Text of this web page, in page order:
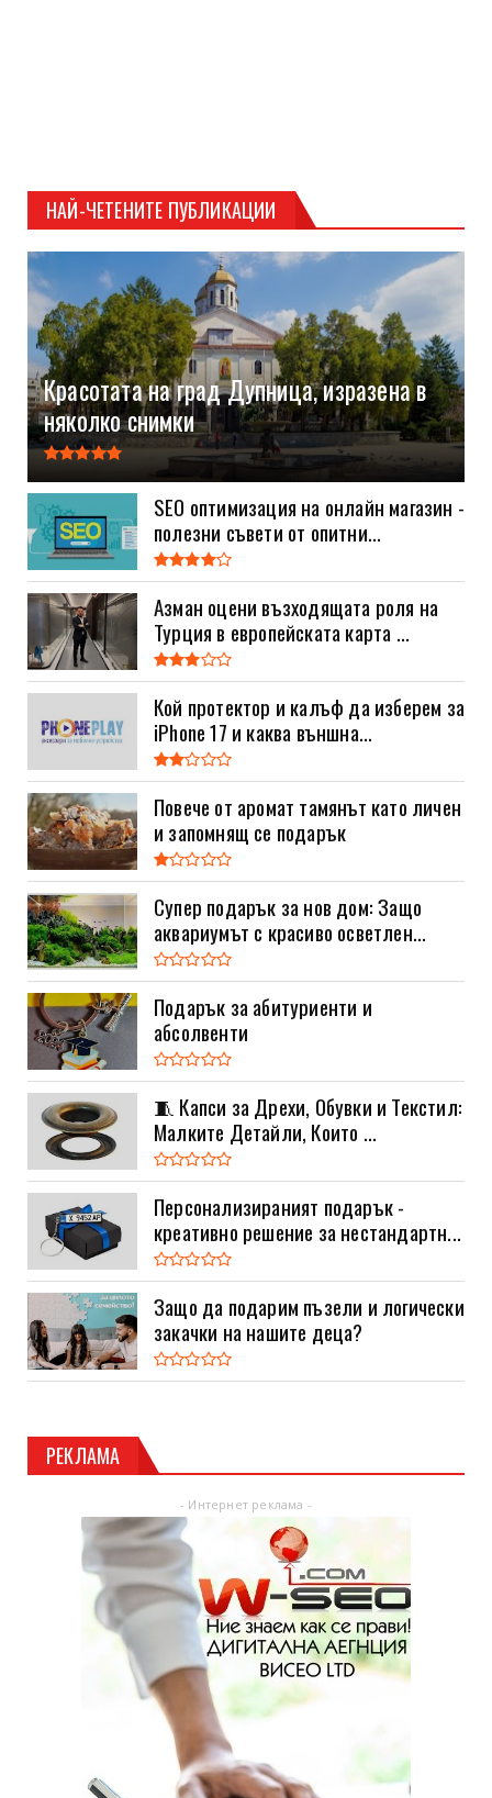
НАЙ-ЧЕТЕНИТЕ ПУБЛИКАЦИИ
Красотата на град Дупница, изразена в
няколко снимки
SEO оптимизация на онлайн магазин -
полезни съвети от опитни...
Азман оцени възходящата роля на
Турция в европейската карта ...
Кой протектор и калъф да изберем за
iPhone 17 и каква външна...
Повече от аромат тамянът като личен
и запомнящ се подарък
Супер подарък за нов дом: Защо
аквариумът с красиво осветлен...
Подарък за абитуриенти и
абсолвенти
🧵 Капси за Дрехи, Обувки и Текстил:
Малките Детайли, Които ...
Персонализираният подарък -
креативно решение за нестандартн...
Защо да подарим пъзели и логически
закачки на нашите деца?
РЕКЛАМА
- Интернет реклама -